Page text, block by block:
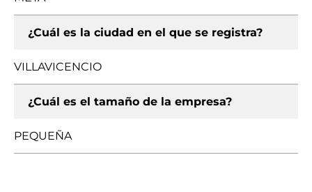
¿Cuál es la ciudad en el que se registra?
VILLAVICENCIO
¿Cuál es el tamaño de la empresa?
PEQUEÑA